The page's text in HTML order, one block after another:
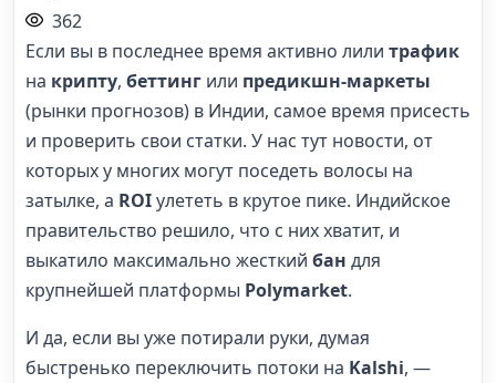
362
Если вы в последнее время активно лили трафик
на крипту, беттинг или предикшн-маркеты
(рынки прогнозов) в Индии, самое время присесть
и проверить свои статки. У нас тут новости, от
которых у многих могут поседеть волосы на
затылке, а ROIулететь в крутое пике. Индийское
правительство решило, что с них хватит, и
выкатило максимально жесткий бан для
крупнейшей платформы Polymarket.
И да, если вы уже потирали руки, думая
быстренько переключить потоки на Kalshi, —